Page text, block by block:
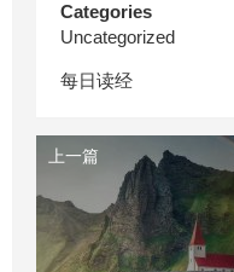
Categories
Uncategorized
每日读经
上一篇